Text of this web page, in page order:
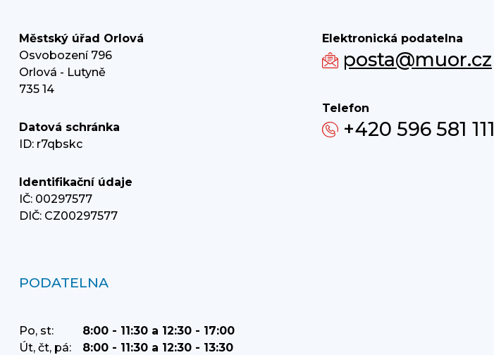
Městský úřad Orlová
Osvobození 796
Orlová - Lutyně
735 14
Datová schránka
ID: r7qbskc
Identifikační údaje
IČ: 00297577
DIČ: CZ00297577
Elektronická podatelna
posta@muor.cz
Telefon
+420 596 581 111
PODATELNA
Po, st:
8:00 - 11:30 a 12:30 - 17:00
Út, čt, pá:
8:00 - 11:30 a 12:30 - 13:30